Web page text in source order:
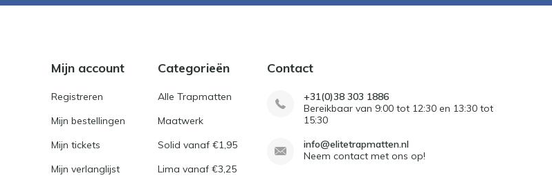
Mijn account
Registreren
Mijn bestellingen
Mijn tickets
Mijn verlanglijst
Categorieën
Alle Trapmatten
Maatwerk
Solid vanaf €1,95
Lima vanaf €3,25
Contact
+31(0)38 303 1886
Bereikbaar van 9:00 tot 12:30 en 13:30 tot
15:30
info@elitetrapmatten.nl
Neem contact met ons op!